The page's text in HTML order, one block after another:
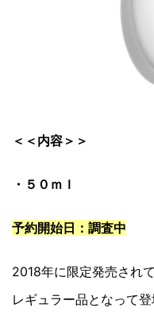
＜＜内容＞＞
・５０ｍｌ
予約開始日：調査中
2018年に限定発売され
レギュラー品となって登